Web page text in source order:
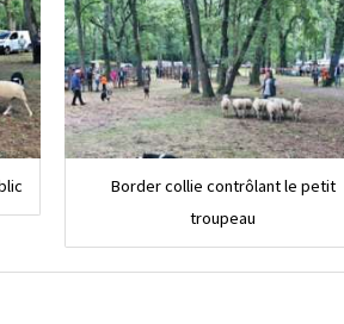
Border collie contrôlant le petit
troupeau